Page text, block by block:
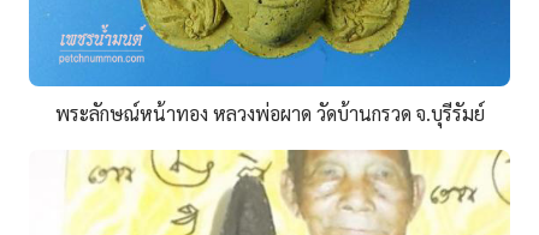
พระลักษณ์หน้าทอง หลวงพ่อผาด วัดบ้านกรวด จ.บุรีรัมย์